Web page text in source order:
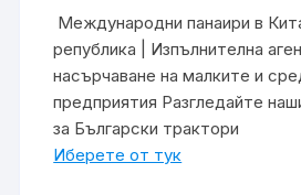
Международни панаири в
република | Изпълнителна
насърчаване на малките и
предприятия Разгледайте
за Български трактори
Иберете от тук